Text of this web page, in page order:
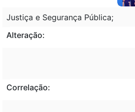
Justiça e Segurança Pública;
Alteração:
Correlação: